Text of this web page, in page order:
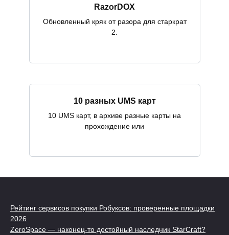
RazorDOX
Обновленный кряк от разора для старкрат
2.
10 разных UMS карт
10 UMS карт, в архиве разные карты на
прохождение или
Рейтинг сервисов покупки Робуксов: проверенные площадки
2026
ZeroSpace — наконец-то достойный наследник StarCraft?